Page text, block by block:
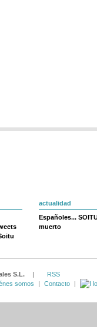
actualidad
Españoles...
muerto
S.L. |
RSS
somos | Contacto |